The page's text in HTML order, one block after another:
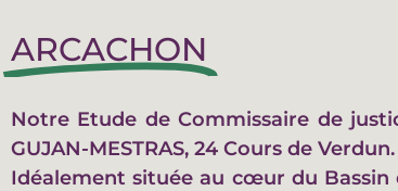
ARCACHON
Notre Etude de Commissaire de
GUJAN-MESTRAS, 24 Cours de Verdun.
Idéalement située au cœur du Bassin